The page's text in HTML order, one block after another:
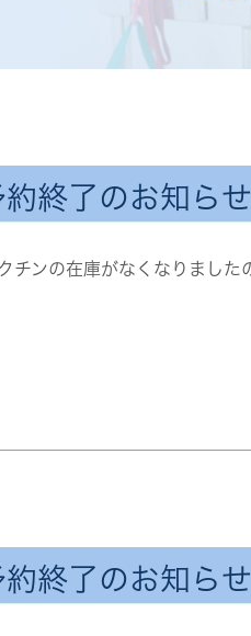
終了のお知らせ
ンの在庫がなくなりました
終了のお知らせ